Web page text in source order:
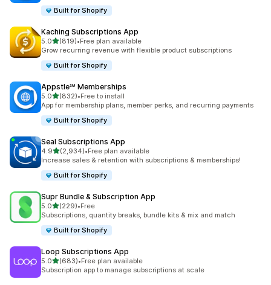
Built for Shopify
Kaching Subscriptions App
5.0เต็ม 5 ดาว
(819)
ทั้งหมด 819 รีวิว
•Free plan available
Grow recurring revenue with flexible product subscriptions
Built for Shopify
Appstle℠ Memberships
5.0เต็ม 5 ดาว
(832)
ทั้งหมด 832 รีวิว
•Free to install
App for membership plans, member perks, and recurring payments
Built for Shopify
Seal Subscriptions App
4.9เต็ม 5 ดาว
(2,934)
ทั้งหมด 2934 รีวิว
•Free plan available
Increase sales & retention with subscriptions & memberships!
Built for Shopify
Supr Bundle & Subscription App
5.0เต็ม 5 ดาว
(229)
ทั้งหมด 229 รีวิว
•Free
Subscriptions, quantity breaks, bundle kits & mix and match
Built for Shopify
Loop Subscriptions App
5.0เต็ม 5 ดาว
(683)
ทั้งหมด 683 รีวิว
•Free plan available
Subscription app to manage subscriptions at scale